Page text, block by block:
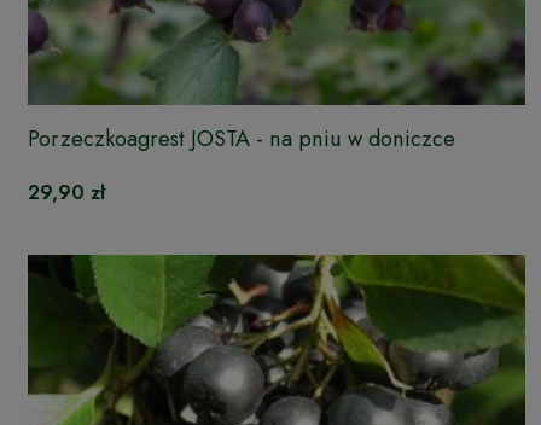
Porzeczkoagrest JOSTA - na pniu w doniczce
29,90 zł